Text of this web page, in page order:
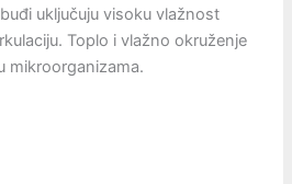
uključuju visoku vlažnost
Toplo i vlažno okruženje
mikroorganizama.